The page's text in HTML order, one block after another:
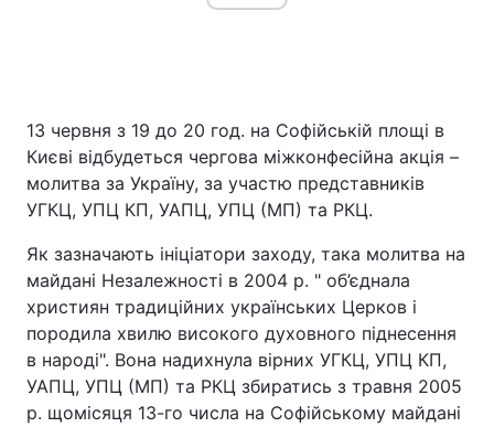
13 червня з 19 до 20 год. на Софійській площі в
Києві відбудеться чергова міжконфесійна акція –
молитва за Україну, за участю представників
УГКЦ, УПЦ КП, УАПЦ, УПЦ (МП) та РКЦ.
Як зазначають ініціатори заходу, така молитва на
майдані Незалежності в 2004 р. " об’єднала
християн традиційних українських Церков і
породила хвилю високого духовного піднесення
в народі". Вона надихнула вірних УГКЦ, УПЦ КП,
УАПЦ, УПЦ (МП) та РКЦ збиратись з травня 2005
р. щомісяця 13-го числа на Софійському майдані